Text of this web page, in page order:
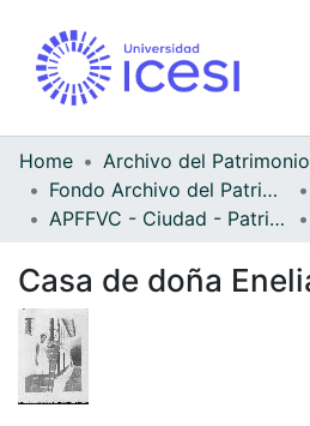
Home
Fondo Archivo del Patrimonio Fotográfico y Fílmico del Valle del Cauca
APFFVC - Ciudad - Patrimonial
Casa de doña